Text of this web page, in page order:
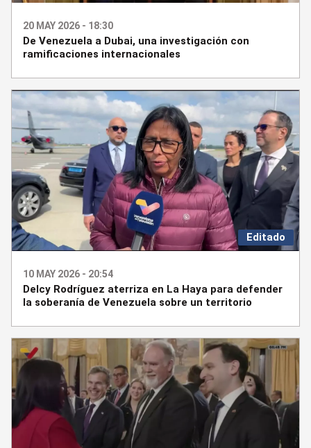
20 MAY 2026 - 18:30
De Venezuela a Dubai, una investigación con
ramificaciones internacionales
Editado
10 MAY 2026 - 20:54
Delcy Rodríguez aterriza en La Haya para defender
la soberanía de Venezuela sobre un territorio